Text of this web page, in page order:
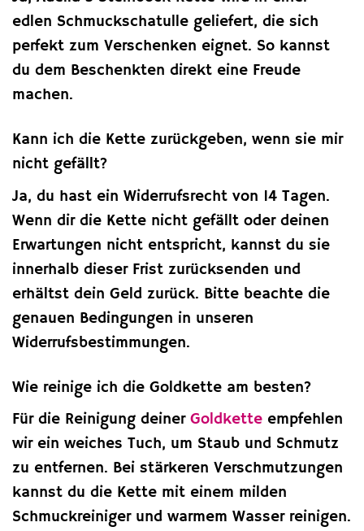
edlen Schmuckschatulle geliefert, die sich
perfekt zum Verschenken eignet. So kannst
du dem Beschenkten direkt eine Freude
machen.
Kann ich die Kette zurückgeben, wenn sie mir
nicht gefällt?
Ja, du hast ein Widerrufsrecht von 14 Tagen.
Wenn dir die Kette nicht gefällt oder deinen
Erwartungen nicht entspricht, kannst du sie
innerhalb dieser Frist zurücksenden und
erhältst dein Geld zurück. Bitte beachte die
genauen Bedingungen in unseren
Widerrufsbestimmungen.
Wie reinige ich die Goldkette am besten?
Für die Reinigung deiner Goldkette empfehlen
wir ein weiches Tuch, um Staub und Schmutz
zu entfernen. Bei stärkeren Verschmutzungen
kannst du die Kette mit einem milden
Schmuckreiniger und warmem Wasser reinigen.